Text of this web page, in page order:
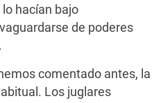
hacían bajo
de poderes
comentado antes, la
Los juglares